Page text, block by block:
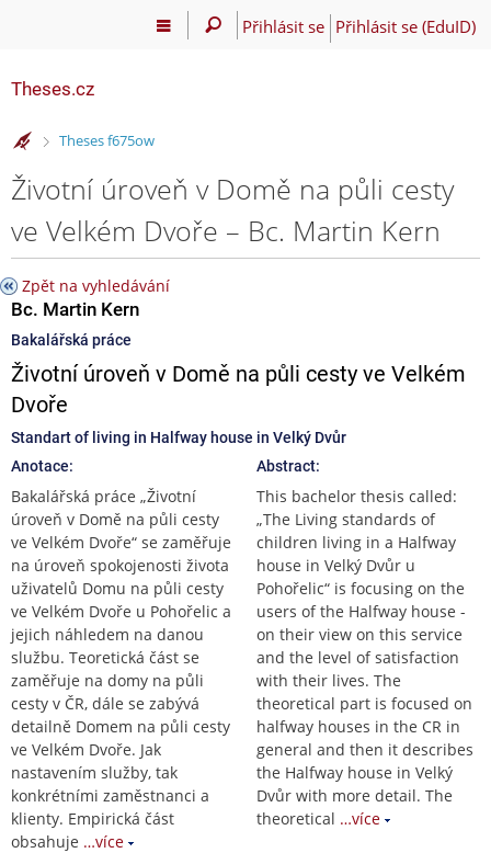
Přihlásit se Přihlásit se (EduID)
Theses.cz
>
Theses f675ow
Životní úroveň v Domě na půli cesty
ve Velkém Dvoře – Bc. Martin Kern
Zpět na vyhledávání
Bc. Martin Kern
Bakalářská práce
Životní úroveň v Domě na půli cesty ve Velkém
Dvoře
Standart of living in Halfway house in Velký Dvůr
Anotace:
Bakalářská práce „Životní
úroveň v Domě na půli cesty
ve Velkém Dvoře“ se zaměřuje
na úroveň spokojenosti života
uživatelů Domu na půli cesty
ve Velkém Dvoře u Pohořelic a
jejich náhledem na danou
službu. Teoretická část se
zaměřuje na domy na půli
cesty v ČR, dále se zabývá
detailně Domem na půli cesty
ve Velkém Dvoře. Jak
nastavením služby, tak
konkrétními zaměstnanci a
klienty. Empirická část
obsahuje …více
Abstract:
This bachelor thesis called:
„The Living standards of
children living in a Halfway
house in Velký Dvůr u
Pohořelic“ is focusing on the
users of the Halfway house -
on their view on this service
and the level of satisfaction
with their lives. The
theoretical part is focused on
halfway houses in the CR in
general and then it describes
the Halfway house in Velký
Dvůr with more detail. The
theoretical …více